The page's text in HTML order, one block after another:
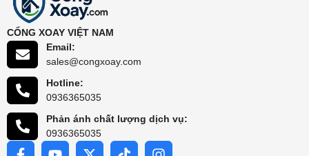
CỔNG XOAY VIỆT NAM
Email:
sales@congxoay.com
Hotline:
0936365035
Phản ánh chất lượng dịch vụ:
0936365035